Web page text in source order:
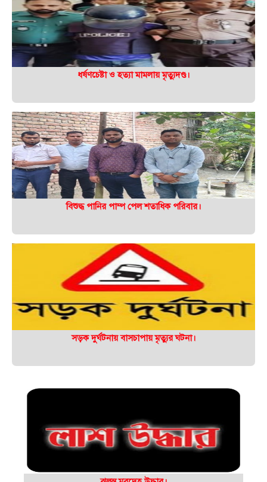
ধর্ষণচেষ্টা ও হত্যা মামলায় মৃত্যুদণ্ড।
বিশুদ্ধ পানির পাম্প পেল শতাধিক পরিবার।
সড়ক দুর্ঘটনায় বাসচাপায় মৃত্যুর ঘটনা।